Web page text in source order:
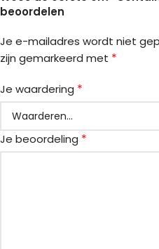
beoordelen
Je e-mailadres wordt niet
zijn gemarkeerd met *
Je waardering *
Je beoordeling *